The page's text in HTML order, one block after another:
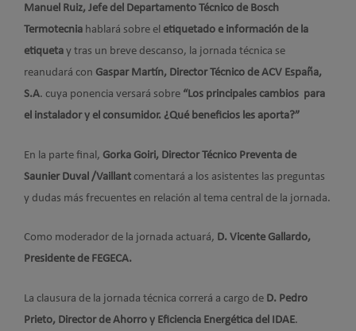
Manuel Ruiz, Jefe del Departamento Técnico de Bosch
Termotecnia hablará sobre el etiquetado e información de la
etiqueta y tras un breve descanso, la jornada técnica se
reanudará con Gaspar Martín, Director Técnico de ACV España,
S.A. cuya ponencia versará sobre “Los principales cambios para
el instalador y el consumidor. ¿Qué beneficios les aporta?”
En la parte final, Gorka Goiri, Director Técnico Preventa de
Saunier Duval /Vaillant comentará a los asistentes las preguntas
y dudas más frecuentes en relación al tema central de la jornada.
Como moderador de la jornada actuará, D. Vicente Gallardo,
Presidente de FEGECA.
La clausura de la jornada técnica correrá a cargo de D. Pedro
Prieto, Director de Ahorro y Eficiencia Energética del IDAE.